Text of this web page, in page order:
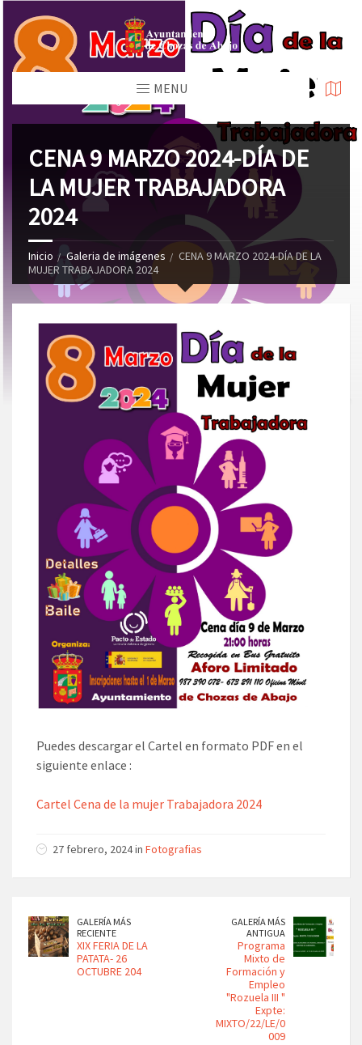
MENU
CENA 9 MARZO 2024-DÍA DE
LA MUJER TRABAJADORA
2024
Inicio Galeria de imágenes
CENA 9 MARZO 2024-DÍA DE LA
MUJER TRABAJADORA 2024
Puedes descargar el Cartel en formato PDF en el
siguiente enlace :
Cartel Cena de la mujer Trabajadora 2024
27 febrero, 2024 in Fotografias
GALERÍA MÁS
RECIENTE
XIX FERIA DE LA
PATATA- 26
OCTUBRE 204
GALERÍA MÁS
ANTIGUA
Programa
Mixto de
Formación y
Empleo
"Rozuela III "
Expte:
MIXTO/22/LE/0
009